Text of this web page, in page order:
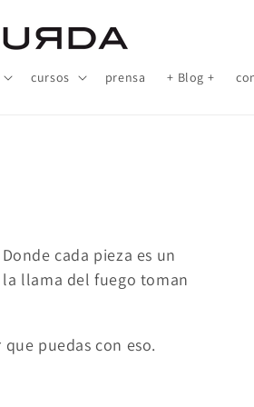
cursos prensa + Blog +
cada pieza es un
llama del fuego toman
puedas con eso.